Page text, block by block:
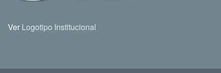
Ver Logotipo Institucional